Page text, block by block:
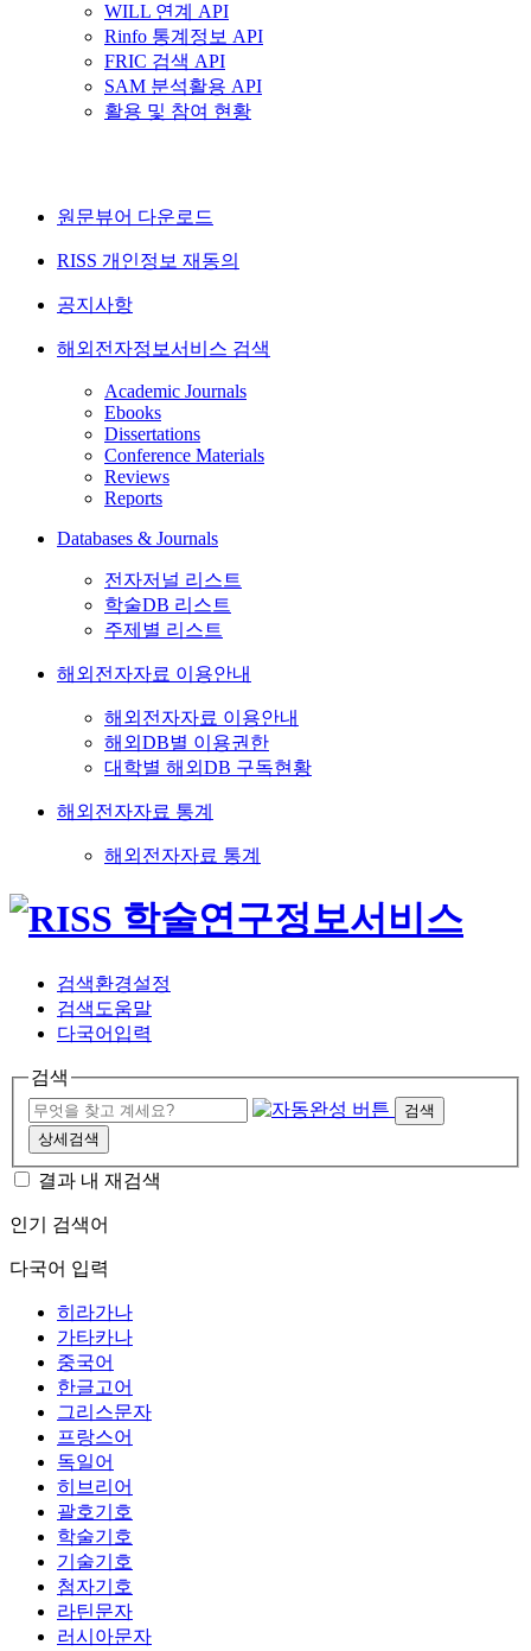
WILL 연계 API
Rinfo 통계정보 API
FRIC 검색 API
SAM 분석활용 API
활용 및 참여 현황
원문뷰어 다운로드
RISS 개인정보 재동의
공지사항
해외전자정보서비스 검색
Academic Journals
Ebooks
Dissertations
Conference Materials
Reviews
Reports
Databases & Journals
전자저널 리스트
학술DB 리스트
주제별 리스트
해외전자자료 이용안내
해외전자자료 이용안내
해외DB별 이용권한
대학별 해외DB 구독현황
해외전자자료 통계
해외전자자료 통계
검색환경설정
검색도움말
다국어입력
검색
검색
상세검색
결과 내 재검색
인기 검색어
다국어 입력
히라가나
가타카나
중국어
한글고어
그리스문자
프랑스어
독일어
히브리어
괄호기호
학술기호
기술기호
첨자기호
라틴문자
러시아문자